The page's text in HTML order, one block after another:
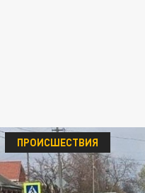
ПРОИСШЕСТВИЯ